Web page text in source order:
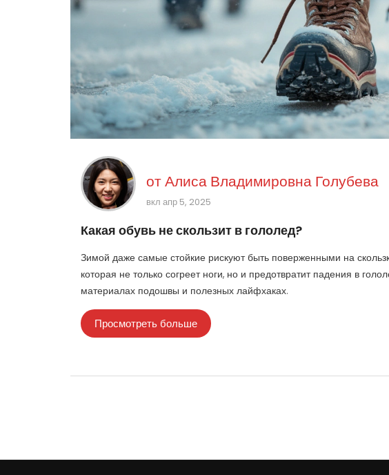
отАлиса Владимировна Голубева
вкл апр 5, 2025
Какая обувь не скользит в гололед?
Зимой даже самые стойкие рискуют быть поверженными на
которая не только согреет ноги, но и предотвратит падения в
материалах подошвы и полезных лайфхаках.
Просмотреть больше